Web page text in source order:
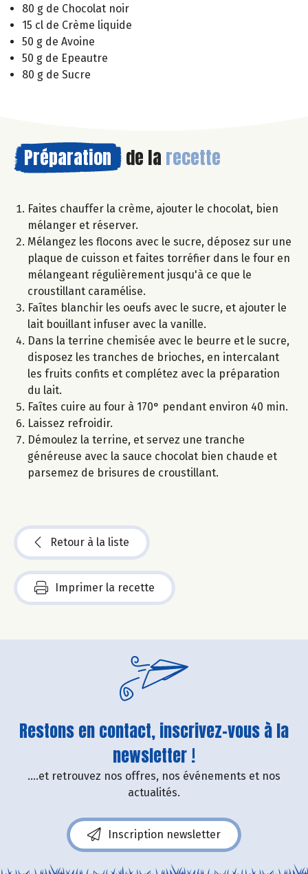
80 g de Chocolat noir
15 cl de Crème liquide
50 g de Avoine
50 g de Epeautre
80 g de Sucre
Préparation de la recette
Faites chauffer la crème, ajouter le chocolat, bien
mélanger et réserver.
Mélangez les flocons avec le sucre, déposez sur une
plaque de cuisson et faites torréfier dans le four en
mélangeant régulièrement jusqu'à ce que le
croustillant caramélise.
Faîtes blanchir les oeufs avec le sucre, et ajouter le
lait bouillant infuser avec la vanille.
Dans la terrine chemisée avec le beurre et le sucre,
disposez les tranches de brioches, en intercalant
les fruits confits et complétez avec la préparation
du lait.
Faîtes cuire au four à 170° pendant environ 40 min.
Laissez refroidir.
Démoulez la terrine, et servez une tranche
généreuse avec la sauce chocolat bien chaude et
parsemez de brisures de croustillant.
Retour à la liste
Imprimer la recette
Restons en contact, inscrivez-vous à la
newsletter !
....et retrouvez nos offres, nos événements et nos
actualités.
Inscription newsletter